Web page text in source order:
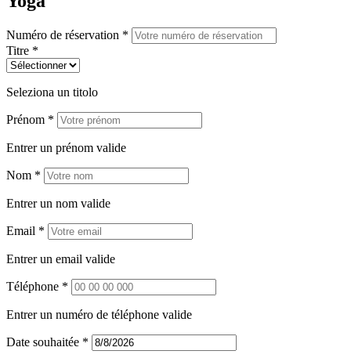
Numéro de réservation *
Titre *
Seleziona un titolo
Prénom *
Entrer un prénom valide
Nom *
Entrer un nom valide
Email *
Entrer un email valide
Téléphone *
Entrer un numéro de téléphone valide
Date souhaitée *